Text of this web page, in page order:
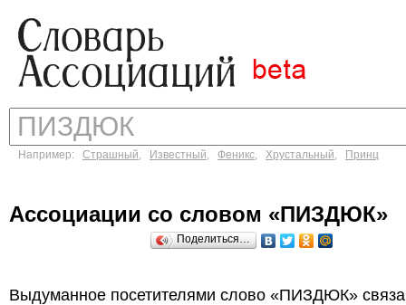
Например: Страшный, Известный, Феникс, Хрустальный, Принц
Ассоциации со словом «ПИЗДЮК»
Поделиться…
Выдуманное посетителями слово «ПИЗДЮК»